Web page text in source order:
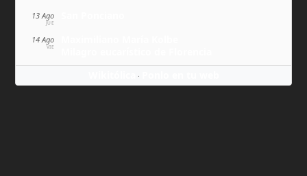
13 Ago
JUE
14 Ago
VIE
·